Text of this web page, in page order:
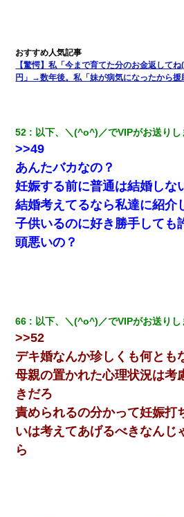
【驚愕】私「今まで育てた分のお金返して
円」→数年後。私「妹が病気になったから
52 以下、＼(^o^)／でVIPがお送りし
>>49
あんたバカなの？
妊娠する前に普通は結婚しな
結婚考えてるなら私達に紹介
子供いるのに好き勝手しても
頭悪いの？
66 以下、＼(^o^)／でVIPがお送りし
>>52
デキ婚なんか珍しくも何とも
母親の置かれた心理状況は考
きだろ
責められるの分かって妊娠打
いは考えてあげるべきなんじ
ら